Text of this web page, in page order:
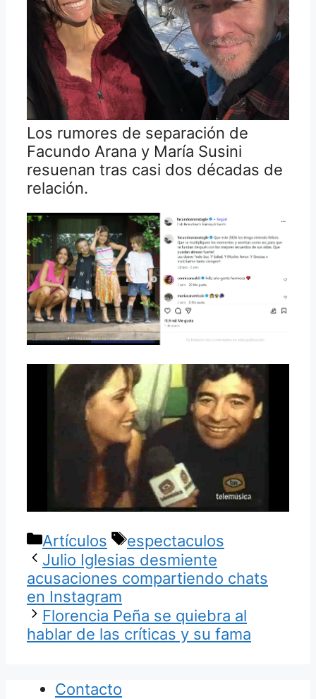
Los rumores de separación de
Facundo Arana y María Susini
resuenan tras casi dos décadas de
relación.
Categorías
Artículos Etiquetas
espectaculos
Julio Iglesias desmiente
acusaciones compartiendo chats
en Instagram
Florencia Peña se quiebra al
hablar de las críticas y su fama
Contacto